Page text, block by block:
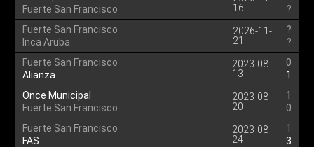
Fuerte San Francisco
16
?
Fuerte San Francisco
Inca Aruba
2026-11-
21
?
?
Fuerte San Francisco
Alianza
2023-08-
13
0
1
Once Municipal
Fuerte San Francisco
2023-08-
20
1
0
Fuerte San Francisco
FAS
2023-08-
24
1
3